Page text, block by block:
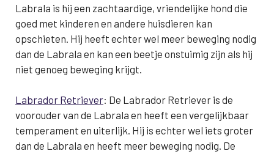
Labrala is hij een zachtaardige, vriendelijke hond die
goed met kinderen en andere huisdieren kan
opschieten. Hij heeft echter wel meer beweging nodig
dan de Labrala en kan een beetje onstuimig zijn als hij
niet genoeg beweging krijgt.
Labrador Retriever: De Labrador Retriever is de
voorouder van de Labrala en heeft een vergelijkbaar
temperament en uiterlijk. Hij is echter wel iets groter
dan de Labrala en heeft meer beweging nodig. De